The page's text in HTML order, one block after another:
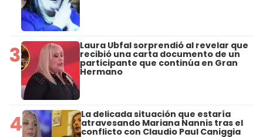
3 Laura Ubfal sorprendió al revelar que
recibió una carta documento de un
participante que continúa en Gran
Hermano
4 La delicada situación que estaría
atravesando Mariana Nannis tras el
conflicto con Claudio Paul Caniggia